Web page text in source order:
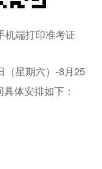
机端打印准考证
（星期六）-8月25
体安排如下：